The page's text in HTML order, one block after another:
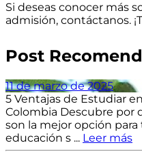
Si deseas conocer más
admisión, contáctanos.
Post
11 de marzo de 2025
5 Ventajas de Estudiar
Colombia Descubre por
son la mejor opción para
educación s ... Leer más